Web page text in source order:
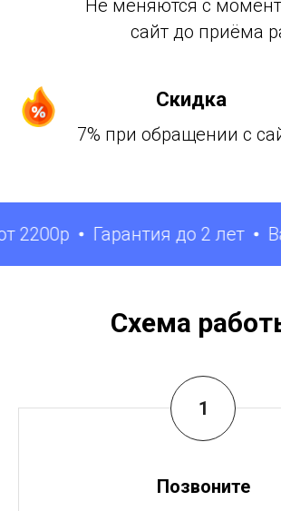
Не меняются с
сайт до приёма
Скидка
7% при обращении с
Гарантия до 2 лет
Схема
Позвоните